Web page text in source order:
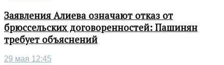
Заявления Алиева означают отказ от
брюссельских договоренностей: Пашинян
требует объяснений
29 мая 12:45